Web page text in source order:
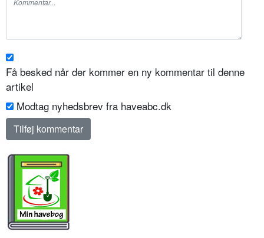
Få besked når der kommer en ny kommentar til denne
artikel
Modtag nyhedsbrev fra haveabc.dk